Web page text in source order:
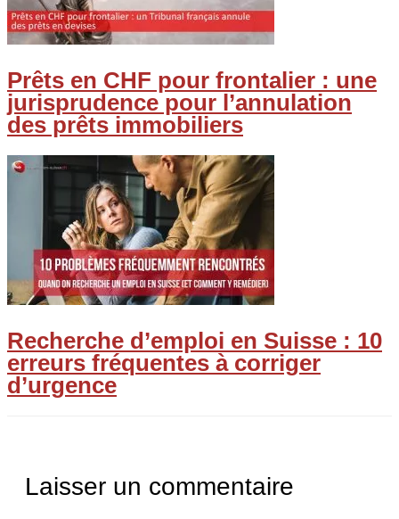
Prêts en CHF pour frontalier : une
jurisprudence pour l’annulation
des prêts immobiliers
Recherche d’emploi en Suisse : 10
erreurs fréquentes à corriger
d’urgence
Laisser un commentaire